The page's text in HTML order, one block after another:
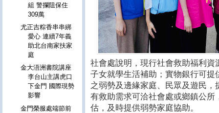
社會處說明，現行社會救助福利
子女就學生活補助；實物銀行可
之弱勢及邊緣家庭、民眾及遊民
有救助需求可洽社會處或鄉鎮公
估，及時提供弱勢家庭協助。
組 警攔阻保住
309萬
尤正吉粽香串串綁
愛心 連續7年義
助北台南家扶家
庭
金大浯洲書院講座
李台山主講虎口
下金門 國際現勢
影響
金門榮服處端節前